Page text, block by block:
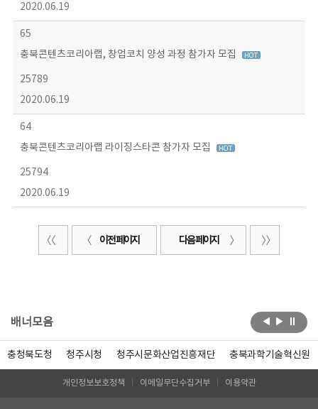
2020.06.19
65
충북콘텐츠코리아랩, 창업코치 양성 과정 참가자 모집
25789
2020.06.19
64
충북콘텐츠코리아랩 라이징스타콘 참가자 모집
25794
2020.06.19
이전 페이지 다음 페이지
배너모음
충청북도청 청주시청 청주시문화산업진흥재단 충북과학기술혁신원
개인정보보호정책 이메일무단수집거부 이용약관